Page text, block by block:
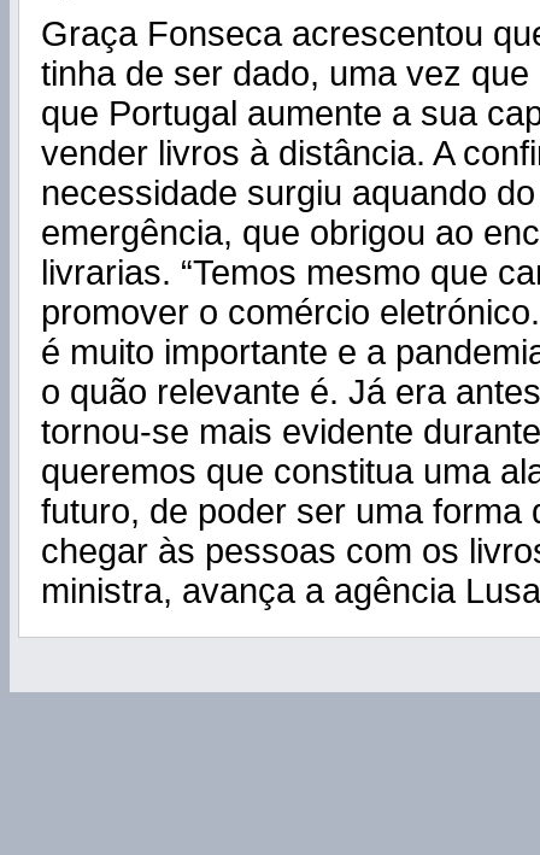
Graça Fonseca acrescentou
tinha de ser dado, uma vez
que Portugal aumente a sua
vender livros à distância. A
necessidade surgiu aquando
emergência, que obrigou ao
livrarias. “Temos mesmo que
promover o comércio
é muito importante e a
o quão relevante é. Já era
tornou-se mais evidente
queremos que constitua uma
futuro, de poder ser uma forma
chegar às pessoas com os
ministra, avança a agência